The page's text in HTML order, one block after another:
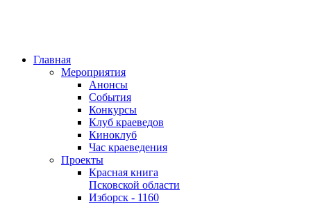
Главная
Мероприятия
Анонсы
События
Конкурсы
Клуб краеведов
Киноклуб
Час краеведения
Проекты
Красная книга
Псковской области
Изборск - 1160